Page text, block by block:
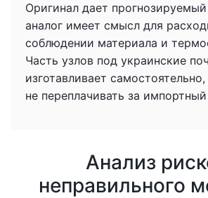
Оригинал дает
аналог имеет смысл для
соблюдении материала и
Часть узлов под украинские
изготавливает
не переплачивать за
Анализ
неправильного